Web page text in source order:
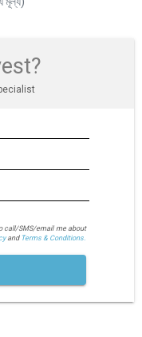
call/SMS/email me about
and Terms & Conditions.